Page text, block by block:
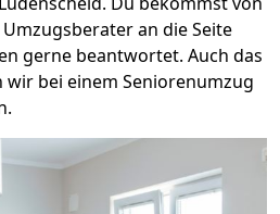
an die Seite
gerne beantwortet. Auch das
wir bei einem Seniorenumzug